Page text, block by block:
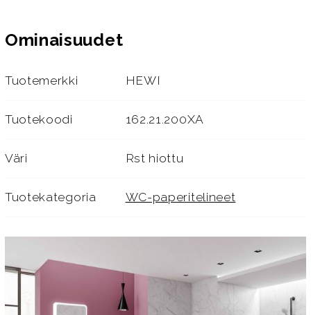
Ominaisuudet
Tuotemerkki HEWI
Tuotekoodi 162.21.200XA
Väri Rst hiottu
Tuotekategoria WC-paperitelineet